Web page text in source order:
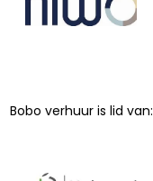
Bobo verhuur is lid van: